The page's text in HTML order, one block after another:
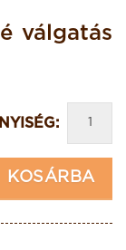
válgatás
KOSÁRBA